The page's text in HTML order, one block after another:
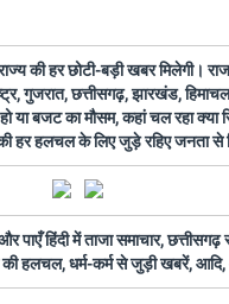
की हर छोटी-बड़ी खबर मिलेगी।
गुजरात, छत्तीसगढ़, झारखंड,
या बजट का मौसम, कहां चल रहा
हर हलचल के लिए जुड़े रहिए जनता से
हिंदी में ताजा समाचार,
हलचल, धर्म-कर्म से जुड़ी खबरें,